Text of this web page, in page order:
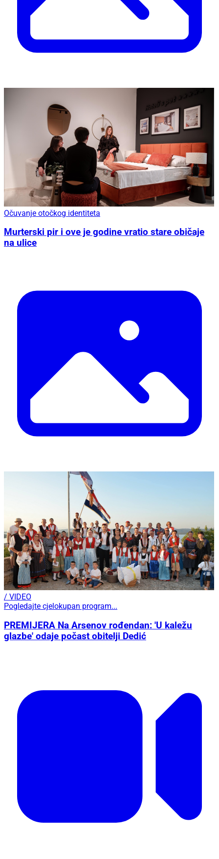
Očuvanje otočkog identiteta
Murterski pir i ove je godine vratio stare običaje
na ulice
/ VIDEO
Pogledajte cjelokupan program...
PREMIJERA Na Arsenov rođendan: 'U kaležu
glazbe' odaje počast obitelji Dedić